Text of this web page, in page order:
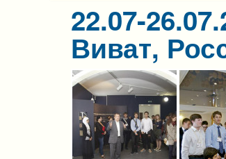
22.07-
Виват,